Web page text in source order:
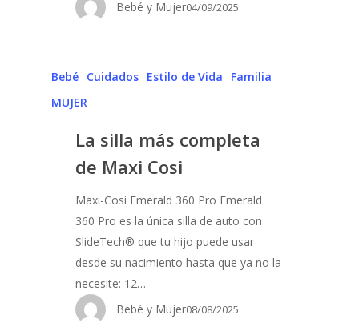
Bebé y Mujer04/09/2025
Bebé Cuidados Estilo de Vida
Familia
MUJER
La silla más completa
de Maxi Cosi
Maxi-Cosi Emerald 360 Pro Emerald
360 Pro es la única silla de auto con
SlideTech® que tu hijo puede usar
desde su nacimiento hasta que ya no la
necesite: 12…
Bebé y Mujer08/08/2025